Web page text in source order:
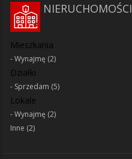
NIERUCHOMOŚCI
Mieszkania
Wynajmę (2)
Działki
Sprzedam (5)
Lokale
Wynajmę (2)
Inne (2)